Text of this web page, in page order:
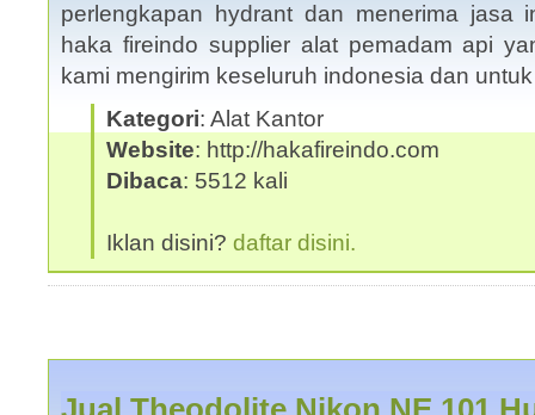
perlengkapan hydrant dan menerima jasa
haka fireindo supplier alat pemadam api
kami mengirim keseluruh indonesia dan
Kategori: Alat Kantor
Website: http://hakafireindo.com
Dibaca: 5512 kali
Iklan disini? daftar disini.